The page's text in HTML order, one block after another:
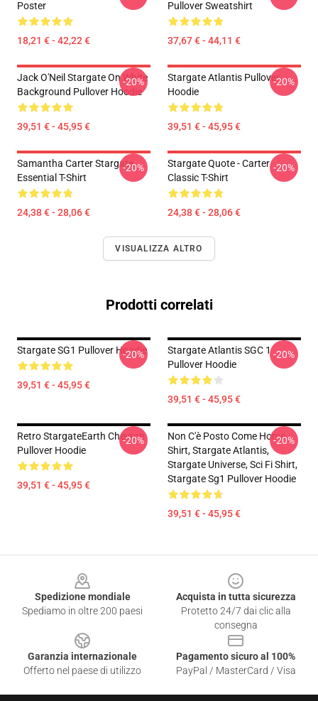
Poster
18,21 € - 42,22 €
Pullover Sweatshirt
37,67 € - 44,11 €
Jack O'Neil Stargate On White
Background Pullover Hoodie
39,51 € - 45,95 €
-20%
Stargate Atlantis Pullover
Hoodie
39,51 € - 45,95 €
-20%
Samantha Carter Stargate
Essential T-Shirt
24,38 € - 28,06 €
-20%
Stargate Quote - Carter
Classic T-Shirt
24,38 € - 28,06 €
-20%
VISUALIZZA ALTRO
Prodotti correlati
Stargate SG1 Pullover Hoodie
39,51 € - 45,95 €
-20%
Stargate Atlantis SGC 1
Pullover Hoodie
39,51 € - 45,95 €
-20%
Retro StargateEarth Chevron
Pullover Hoodie
39,51 € - 45,95 €
-20%
Non C'è Posto Come Home
Shirt, Stargate Atlantis,
Stargate Universe, Sci Fi Shirt,
Stargate Sg1 Pullover Hoodie
39,51 € - 45,95 €
-20%
Spedizione mondiale
Spediamo in oltre 200 paesi
Acquista in tutta sicurezza
Protetto 24/7 dai clic alla
consegna
Garanzia internazionale
Offerto nel paese di utilizzo
Pagamento sicuro al 100%
PayPal / MasterCard / Visa